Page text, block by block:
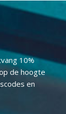
10%
de hoogte
en